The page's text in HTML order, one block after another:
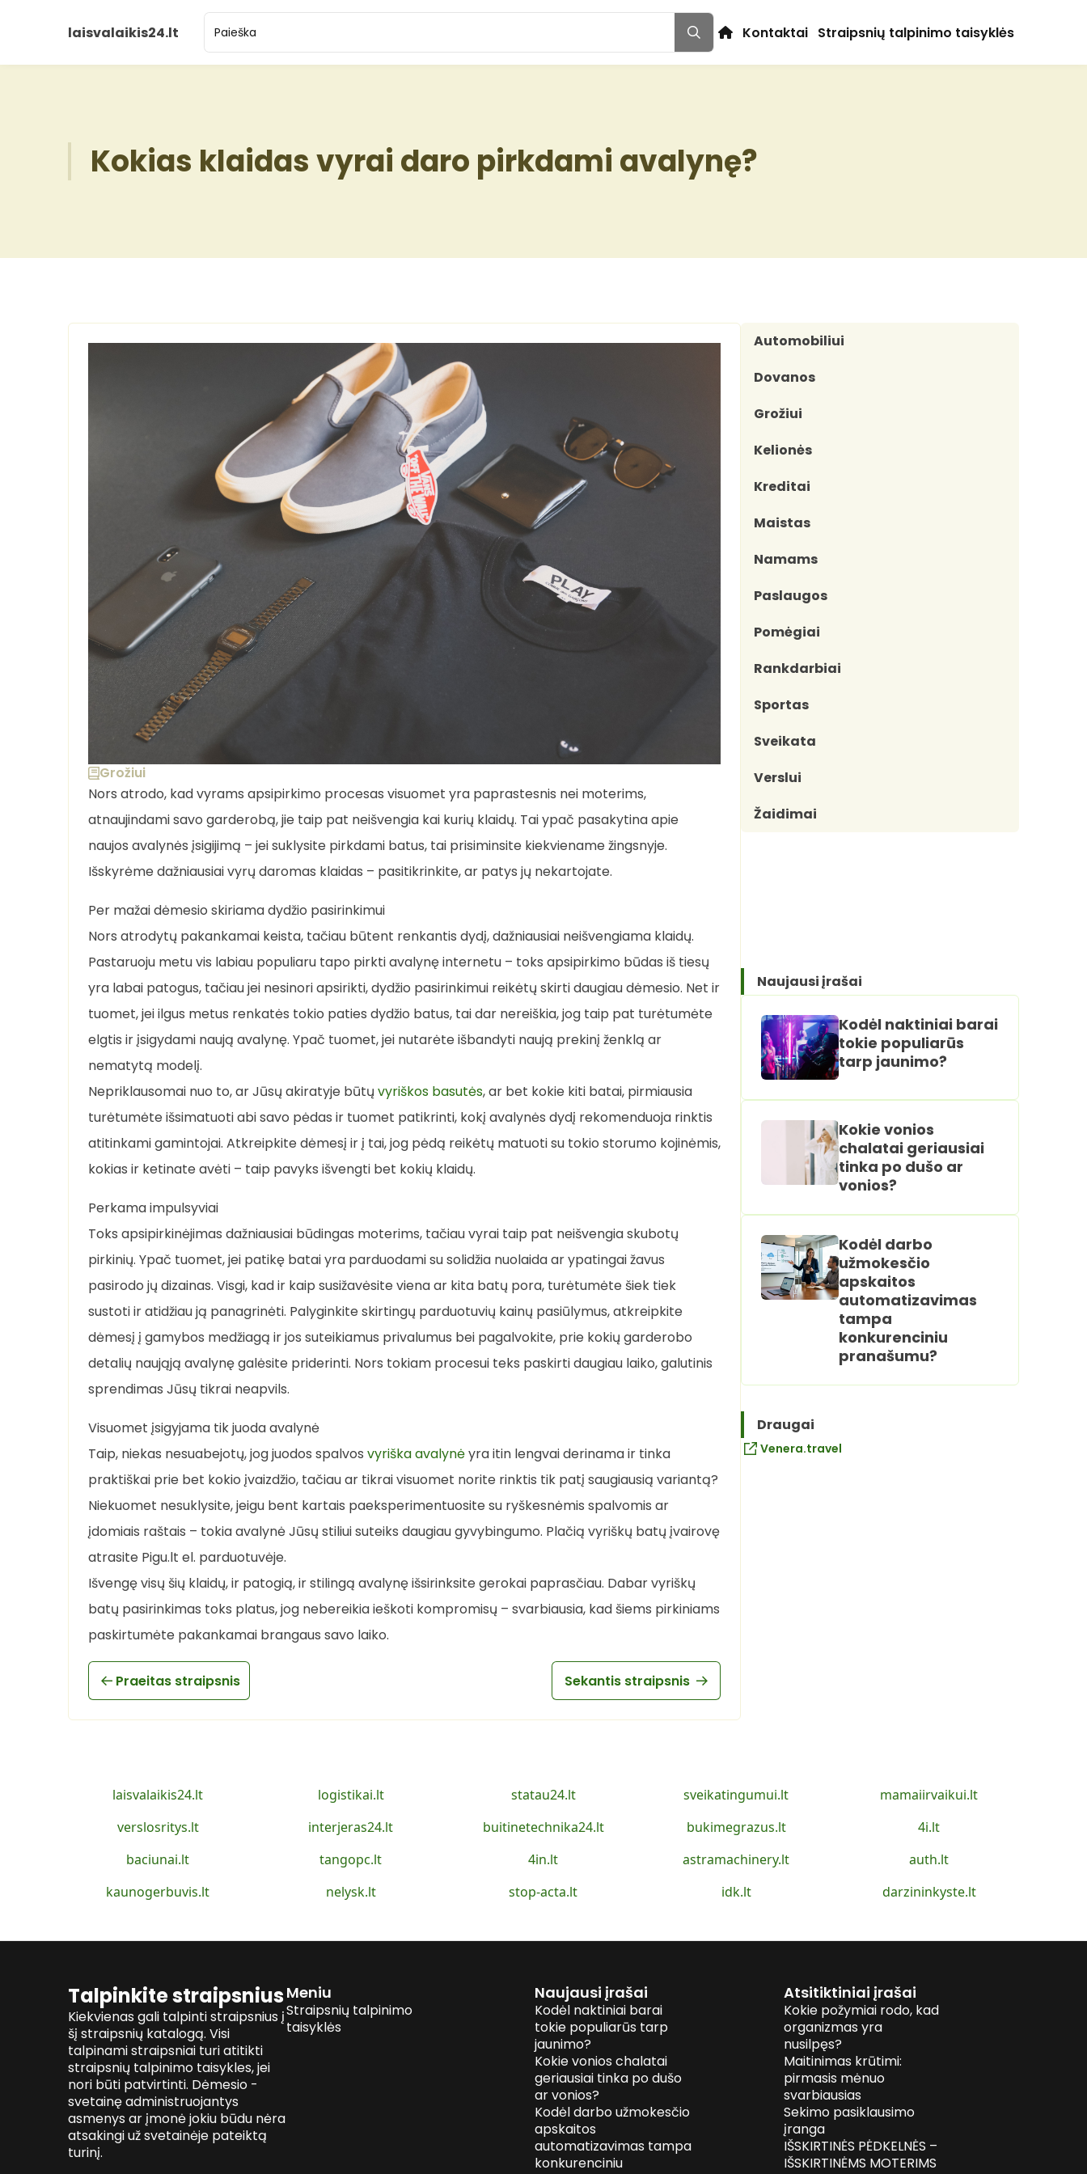
laisvalaikis24.lt Kontaktai Straipsnių talpinimo taisyklės
Kokias klaidas vyrai daro pirkdami avalynę?
Grožiui
Nors atrodo, kad vyrams apsipirkimo procesas visuomet yra paprastesnis nei moterims,
atnaujindami savo garderobą, jie taip pat neišvengia kai kurių klaidų. Tai ypač pasakytina apie
naujos avalynės įsigijimą – jei suklysite pirkdami batus, tai prisiminsite kiekviename žingsnyje.
Išskyrėme dažniausiai vyrų daromas klaidas – pasitikrinkite, ar patys jų nekartojate.
Per mažai dėmesio skiriama dydžio pasirinkimui
Nors atrodytų pakankamai keista, tačiau būtent renkantis dydį, dažniausiai neišvengiama klaidų.
Pastaruoju metu vis labiau populiaru tapo pirkti avalynę internetu – toks apsipirkimo būdas iš tiesų
yra labai patogus, tačiau jei nesinori apsirikti, dydžio pasirinkimui reikėtų skirti daugiau dėmesio. Net ir
tuomet, jei ilgus metus renkatės tokio paties dydžio batus, tai dar nereiškia, jog taip pat turėtumėte
elgtis ir įsigydami naują avalynę. Ypač tuomet, jei nutarėte išbandyti naują prekinį ženklą ar
nematytą modelį.
Nepriklausomai nuo to, ar Jūsų akiratyje būtų vyriškos basutės, ar bet kokie kiti batai, pirmiausia
turėtumėte išsimatuoti abi savo pėdas ir tuomet patikrinti, kokį avalynės dydį rekomenduoja rinktis
atitinkami gamintojai. Atkreipkite dėmesį ir į tai, jog pėdą reikėtų matuoti su tokio storumo kojinėmis,
kokias ir ketinate avėti – taip pavyks išvengti bet kokių klaidų.
Perkama impulsyviai
Toks apsipirkinėjimas dažniausiai būdingas moterims, tačiau vyrai taip pat neišvengia skubotų
pirkinių. Ypač tuomet, jei patikę batai yra parduodami su solidžia nuolaida ar ypatingai žavus
pasirodo jų dizainas. Visgi, kad ir kaip susižavėsite viena ar kita batų pora, turėtumėte šiek tiek
sustoti ir atidžiau ją panagrinėti. Palyginkite skirtingų parduotuvių kainų pasiūlymus, atkreipkite
dėmesį į gamybos medžiagą ir jos suteikiamus privalumus bei pagalvokite, prie kokių garderobo
detalių naująją avalynę galėsite priderinti. Nors tokiam procesui teks paskirti daugiau laiko, galutinis
sprendimas Jūsų tikrai neapvils.
Visuomet įsigyjama tik juoda avalynė
Taip, niekas nesuabejotų, jog juodos spalvos vyriška avalynėyra itin lengvai derinama ir tinka
praktiškai prie bet kokio įvaizdžio, tačiau ar tikrai visuomet norite rinktis tik patį saugiausią variantą?
Niekuomet nesuklysite, jeigu bent kartais paeksperimentuosite su ryškesnėmis spalvomis ar
įdomiais raštais – tokia avalynė Jūsų stiliui suteiks daugiau gyvybingumo. Plačią vyriškų batų įvairovę
atrasite Pigu.lt el. parduotuvėje.
Išvengę visų šių klaidų, ir patogią, ir stilingą avalynę išsirinksite gerokai paprasčiau. Dabar vyriškų
batų pasirinkimas toks platus, jog nebereikia ieškoti kompromisų – svarbiausia, kad šiems pirkiniams
paskirtumėte pakankamai brangaus savo laiko.
Praeitas straipsnis Sekantis straipsnis
Automobiliui
Dovanos
Grožiui
Kelionės
Kreditai
Maistas
Namams
Paslaugos
Pomėgiai
Rankdarbiai
Sportas
Sveikata
Verslui
Žaidimai
Naujausi įrašai
Kodėl naktiniai barai
tokie populiarūs
tarp jaunimo?
Kokie vonios
chalatai geriausiai
tinka po dušo ar
vonios?
Kodėl darbo
užmokesčio
apskaitos
automatizavimas
tampa
konkurenciniu
pranašumu?
Draugai
Venera.travel
laisvalaikis24.lt logistikai.lt statau24.lt sveikatingumui.lt
mamaiirvaikui.lt
verslosritys.lt
interjeras24.lt buitinetechnika24.lt bukimegrazus.lt
4i.lt
baciunai.lt
tangopc.lt 4in.lt astramachinery.lt
auth.lt
kaunogerbuvis.lt
nelysk.lt stop-acta.lt idk.lt darzininkyste.lt
Talpinkite straipsnius
Kiekvienas gali talpinti straipsnius į
šį straipsnių katalogą. Visi
talpinami straipsniai turi atitikti
straipsnių talpinimo taisykles, jei
nori būti patvirtinti. Dėmesio -
svetainę administruojantys
asmenys ar įmonė jokiu būdu nėra
atsakingi už svetainėje pateiktą
turinį.
Meniu
Straipsnių talpinimo
taisyklės
Naujausi įrašai
Kodėl naktiniai barai
tokie populiarūs tarp
jaunimo?
Kokie vonios chalatai
geriausiai tinka po dušo
ar vonios?
Kodėl darbo užmokesčio
apskaitos
automatizavimas tampa
konkurenciniu
Atsitiktiniai įrašai
Kokie požymiai rodo, kad
organizmas yra
nusilpęs?
Maitinimas krūtimi:
pirmasis mėnuo
svarbiausias
Sekimo pasiklausimo
įranga
IŠSKIRTINĖS PĖDKELNĖS –
IŠSKIRTINĖMS MOTERIMS